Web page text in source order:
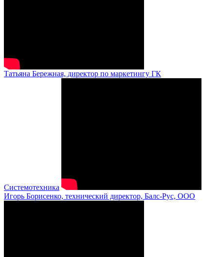
Татьяна Бережная, директор по маркетингу ГК
Системотехника
Игорь Борисенко, технический директор, Балс-Рус, ООО